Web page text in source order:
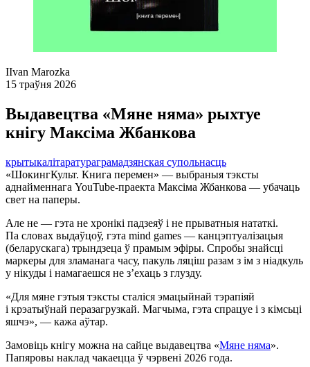
IIvan Marozka
15 траўня 2026
Выдавецтва «Мяне няма» рыхтуе
кнігу Максіма Жбанкова
крытыкалітаратураграмадзянская супольнасць
«ШокингКульт. Книга перемен» — выбраныя тэксты
аднайменнага YouTube-праекта Максіма Жбанкова — убачаць
свет на паперы.
Але не — гэта не хронікі падзеяў і не прыватныя нататкі.
Па словах выдаўцоў, гэта mind games — канцэптуалізацыя
(беларускага) трындзеца ў прамым эфіры. Спробы знайсці
маркеры для зламанага часу, пакуль ляціш разам з ім з ніадкуль
у нікуды і намагаешся не з’ехаць з глузду.
«Для мяне гэтыя тэксты сталіся эмацыйнай тэрапіяй
і крэатыўнай перазагрузкай. Магчыма, гэта спрацуе і з кімсьці
яшчэ», — кажа аўтар.
Замовіць кнігу можна на сайце выдавецтва «Мяне няма».
Папяровы наклад чакаецца ў чэрвені 2026 года.